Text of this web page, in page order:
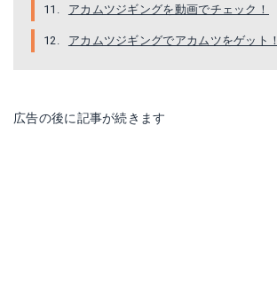
アカムツジギングを動画でチェック！
アカムツジギングでアカムツをゲット！
広告の後に記事が続きます